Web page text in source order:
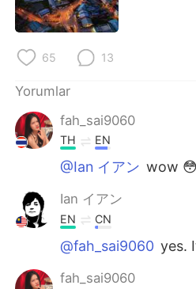
العربية
Deutsch
한국어
ไทย
Português
65 13
Yorumlar
fah_sai9060
TH EN
@Ian イアン wow 😳
Ian イアン
EN CN
@fah_sai9060 yes.
fah_sai9060